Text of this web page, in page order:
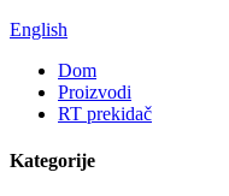
English
Dom
Proizvodi
RT prekidač
Kategorije